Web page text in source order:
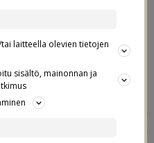
tosi pitkään omasta
naapurin pihan
laitteella olevien tietojen
sisältö, mainonnan ja